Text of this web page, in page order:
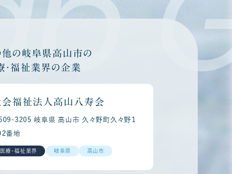
他の岐阜県高山市の
・福祉業界の企業
会福祉法人高山八寿会
3205 岐阜県 高山市 久々野町久々野１
２番地
医療・福祉業界 岐阜県 高山市